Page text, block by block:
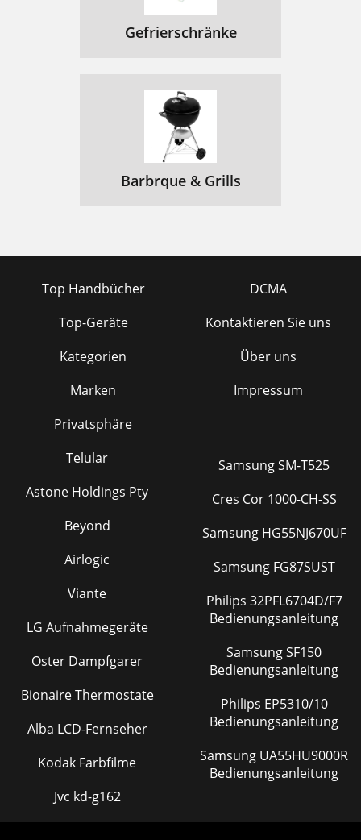
Gefrierschränke
Barbrque & Grills
Top Handbücher
Top-Geräte
Kategorien
Marken
Privatsphäre
DCMA
Kontaktieren Sie uns
Über uns
Impressum
Telular
Astone Holdings Pty
Beyond
Airlogic
Viante
LG Aufnahmegeräte
Oster Dampfgarer
Bionaire Thermostate
Alba LCD-Fernseher
Kodak Farbfilme
Jvc kd-g162
Samsung SM-T525
Cres Cor 1000-CH-SS
Samsung HG55NJ670UF
Samsung FG87SUST
Philips 32PFL6704D/F7
Bedienungsanleitung
Samsung SF150
Bedienungsanleitung
Philips EP5310/10
Bedienungsanleitung
Samsung UA55HU9000R
Bedienungsanleitung